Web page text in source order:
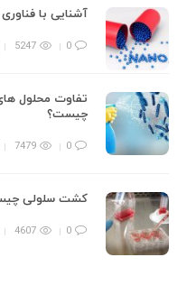
آشنایی با فناوری
0
5247
تفاوت محلول
چیست؟
0
7479
کشت سلولی
0
4607